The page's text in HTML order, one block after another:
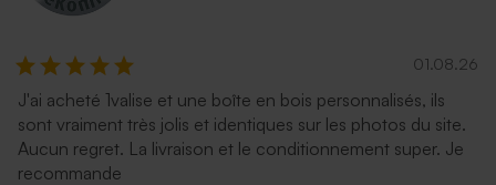
01.08.26
J'ai acheté 1valise et une boîte en bois personnalisés, ils
sont vraiment très jolis et identiques sur les photos du site.
Aucun regret. La livraison et le conditionnement super. Je
recommande